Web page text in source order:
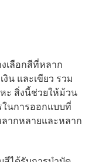
เลือกสีที่หลาก
น และเขียว รวม
หะ สิ่งนี้ช่วยให้ม้วน
ในการออกแบบที่
ากหลายและหลาก